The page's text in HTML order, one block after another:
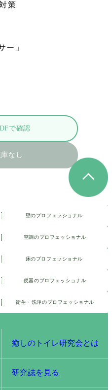
策
ー」
で確認
なし
壁のプロフェッショナル
空調のプロフェッショナル
床のプロフェッショナル
便器のプロフェッショナル
衛生・洗浄のプロフェッショナル
癒しのトイレ研究会とは
研究誌を見る